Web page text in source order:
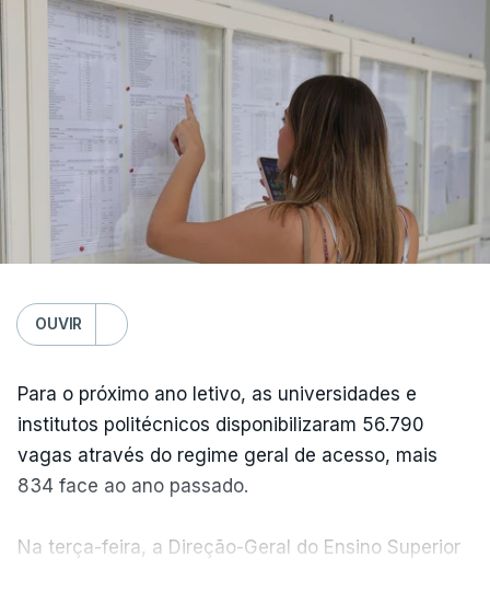
OUVIR
Para o próximo ano letivo, as universidades e
institutos politécnicos disponibilizaram 56.790
vagas através do regime geral de acesso, mais
834 face ao ano passado.
Na terça-feira, a Direção-Geral do Ensino Superior